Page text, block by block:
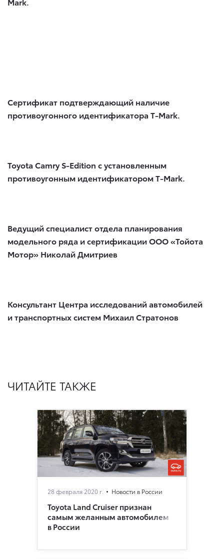
Сертификат подтверждающий наличие
противоугонного идентификатора T-Mark.
Toyota Camry S-Edition с установленным
противоугонным идентификатором T-Mark.
Ведущий специалист отдела планирования
модельного ряда и сертификации ООО «Тойота
Мотор» Николай Дмитриев
Консультант Центра исследований автомобилей
и транспортных систем Михаил Стратонов
ЧИТАЙТЕ ТАКЖЕ
28 февраля 2020 г. Новости в России
Toyota Land Cruiser признан
самым желанным автомобилем
в России